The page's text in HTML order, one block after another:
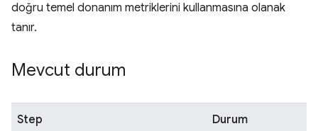
doğru temel donanım metriklerini kullanmasına olanak
tanır.
Mevcut durum
Step Durum